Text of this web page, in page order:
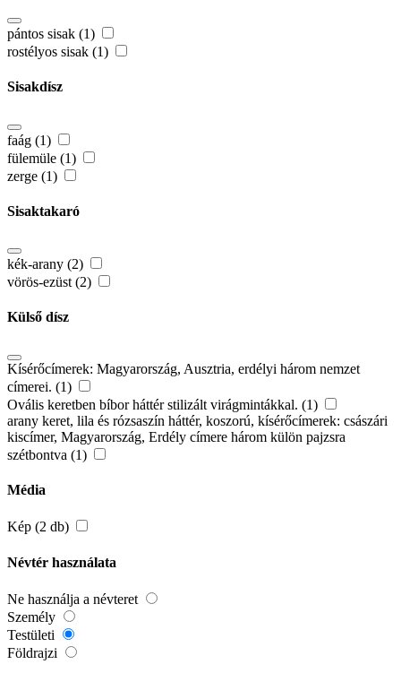
pántos sisak (1)
rostélyos sisak (1)
Sisakdísz
faág (1)
fülemüle (1)
zerge (1)
Sisaktakaró
kék-arany (2)
vörös-ezüst (2)
Külső dísz
Kísérőcímerek: Magyarország, Ausztria, erdélyi három nemzet
címerei. (1)
Ovális keretben bíbor háttér stilizált virágmintákkal. (1)
arany keret, lila és rózsaszín háttér, koszorú, kísérőcímerek: császári
kiscímer, Magyarország, Erdély címere három külön pajzsra
szétbontva (1)
Média
Kép (2 db)
Névtér használata
Ne használja a névteret
Személy
Testületi
Földrajzi